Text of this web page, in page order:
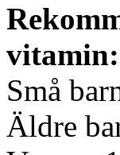
vitamin:
Små
Äldre